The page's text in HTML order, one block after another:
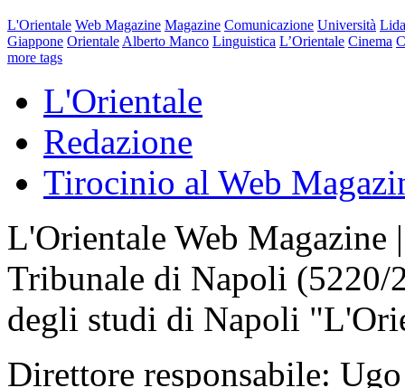
L'Orientale Web Magazine Magazine Comunicazione Università
Giappone Orientale Alberto Manco Linguistica L’Orientale Cinema
more tags
L'Orientale
Redazione
Tirocinio al Web
L'Orientale Web Magazine
Tribunale di Napoli
degli studi di Napoli
Direttore responsabile: